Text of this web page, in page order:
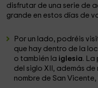
disfrutar de una serie de
grande en estos días de
Por un lado, podréis
que hay dentro de la
o también la iglesia. La
del siglo XII, además
nombre de San Vicente,